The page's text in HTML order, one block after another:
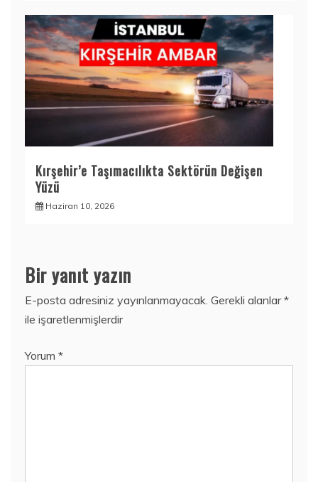
Kırşehir’e Taşımacılıkta Sektörün Değişen
Yüzü
Haziran 10, 2026
Bir yanıt yazın
E-posta adresiniz yayınlanmayacak. Gerekli alanlar*
ile işaretlenmişlerdir
Yorum *